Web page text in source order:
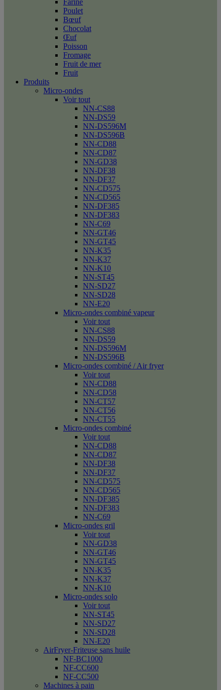
Farine
Poulet
Bœuf
Chocolat
Œuf
Poisson
Fromage
Fruit de mer
Fruit
Produits
Micro-ondes
Voir tout
NN-CS88
NN-DS59
NN-DS596M
NN-DS596B
NN-CD88
NN-CD87
NN-GD38
NN-DF38
NN-DF37
NN-CD575
NN-CD565
NN-DF385
NN-DF383
NN-C69
NN-GT46
NN-GT45
NN-K35
NN-K37
NN-K10
NN-ST45
NN-SD27
NN-SD28
NN-E20
Micro-ondes combiné vapeur
Voir tout
NN-CS88
NN-DS59
NN-DS596M
NN-DS596B
Micro-ondes combiné / Air fryer
Voir tout
NN-CD88
NN-CD58
NN-CT57
NN-CT56
NN-CT55
Micro-ondes combiné
Voir tout
NN-CD88
NN-CD87
NN-DF38
NN-DF37
NN-CD575
NN-CD565
NN-DF385
NN-DF383
NN-C69
Micro-ondes gril
Voir tout
NN-GD38
NN-GT46
NN-GT45
NN-K35
NN-K37
NN-K10
Micro-ondes solo
Voir tout
NN-ST45
NN-SD27
NN-SD28
NN-E20
AirFryer-Friteuse sans huile
NF-BC1000
NF-CC600
NF-CC500
Machines à pain